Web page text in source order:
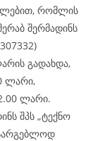
რომლის
შერმადინს
გადახდა,
ლარი,
ლარი.
შპს „ტექნო